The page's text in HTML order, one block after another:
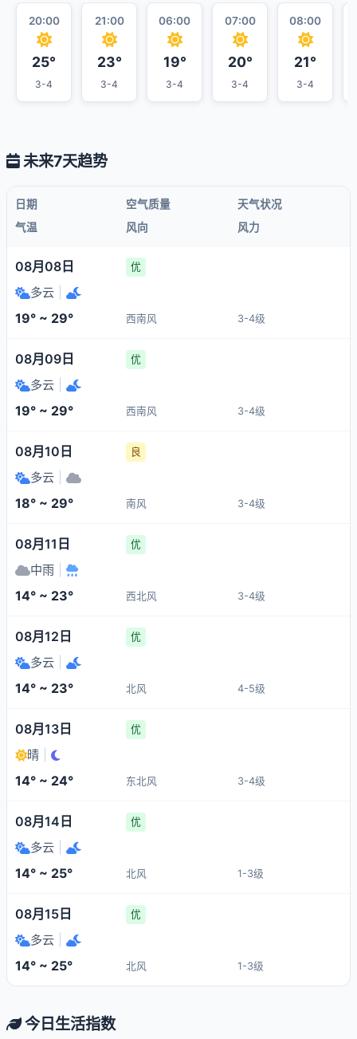
20:00
25°
3-4
21:00
23°
3-4
06:00
19°
3-4
07:00
20°
3-4
08:00
21°
3-4
未来7天趋势
日期 空气质量
天气状况
气温
风向 风力
08月08日 优
多云
19° ~ 29° 西南风 3-4级
08月09日 优
多云
19° ~ 29° 西南风 3-4级
08月10日 良
多云
18° ~ 29° 南风 3-4级
08月11日 优
中雨
14° ~ 23° 西北风 3-4级
08月12日 优
多云
14° ~ 23° 北风 4-5级
08月13日 优
晴
14° ~ 24° 东北风 3-4级
08月14日 优
多云
14° ~ 25° 北风 1-3级
08月15日 优
多云
14° ~ 25° 北风 1-3级
今日生活指数